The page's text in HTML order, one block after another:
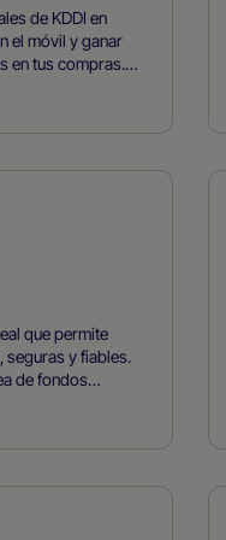
de KDDI en
el móvil y ganar
en tus compras.
códigos QR en
que permite
seguras y fiables.
de fondos
o un correo
una opción de